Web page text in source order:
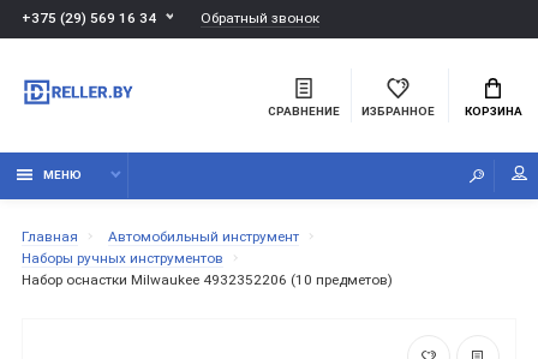
+375 (29) 569 16 34 Обратный звонок
СРАВНЕНИЕ ИЗБРАННОЕ КОРЗИНА
МЕНЮ
Главная
Автомобильный инструмент
Наборы ручных инструментов
Набор оснастки Milwaukee 4932352206 (10 предметов)